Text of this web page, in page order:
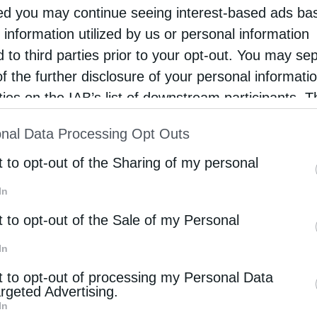
you may continue seeing interest-based ads
information utilized by us or personal information
to third parties prior to your opt-out. You may
the further disclosure of your personal
on the IAB’s list of downstream participants.
of Downstream Participantsthat may further
parties.
Data Processing Opt Outs
to opt-out of the Sharing of my personal
to opt-out of the Sale of my Personal
to opt-out of processing my Personal Data
Advertising.
Alzheimer (21 – 22 Σεπτεμβρίου), σε
δράση ενημέρωσης και
κέντρου σχετικά με τη νόσο και θα
μονάδας δωρεάν τεστ μνήμης σε άτομα άνω
με τον Δήμο Χαλανδρίου, θα χορηγηθούν
τις 10:00 π.μ. έως τις 13:00μ.μ. Στη δράση
και για περισσότερες πληροφορίες ή